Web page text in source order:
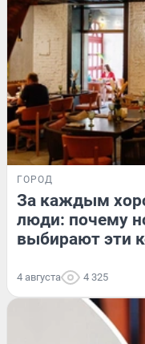
ГОРОД
За каждым
люди: почему
выбирают эти
4 августа 4 325